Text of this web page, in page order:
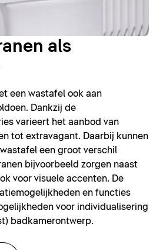
als
een wastafel ook aan
Dankzij de
varieert het aanbod van
tot extravagant. Daarbij kunnen
een groot verschil
bijvoorbeeld zorgen naast
voor visuele accenten. De
en functies
voor individualisering
badkamerontwerp.